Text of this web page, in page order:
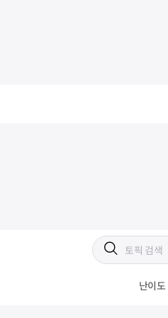
난이도